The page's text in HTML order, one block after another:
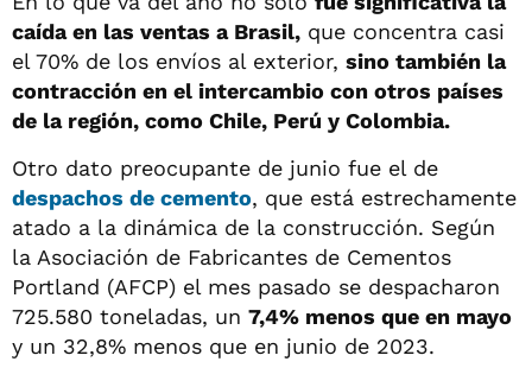
caída en las ventas a Brasil, que concentra casi
el 70% de los envíos al exterior, sino también la
contracción en el intercambio con otros países
de la región, como Chile, Perú y Colombia.
Otro dato preocupante de junio fue el de
despachos de cemento, que está estrechamente
atado a la dinámica de la construcción. Según
la Asociación de Fabricantes de Cementos
Portland (AFCP) el mes pasado se despacharon
725.580 toneladas, un 7,4% menos que en mayo
y un 32,8% menos que en junio de 2023.